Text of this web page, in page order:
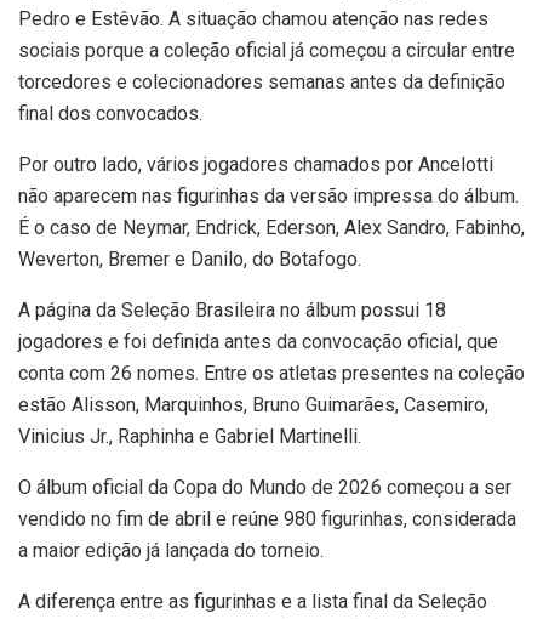
Pedro e Estêvão. A situação chamou atenção nas redes
sociais porque a coleção oficial já começou a circular entre
torcedores e colecionadores semanas antes da definição
final dos convocados.
Por outro lado, vários jogadores chamados por Ancelotti
não aparecem nas figurinhas da versão impressa do álbum.
É o caso de Neymar, Endrick, Ederson, Alex Sandro, Fabinho,
Weverton, Bremer e Danilo, do Botafogo.
A página da Seleção Brasileira no álbum possui 18
jogadores e foi definida antes da convocação oficial, que
conta com 26 nomes. Entre os atletas presentes na coleção
estão Alisson, Marquinhos, Bruno Guimarães, Casemiro,
Vinicius Jr., Raphinha e Gabriel Martinelli.
O álbum oficial da Copa do Mundo de 2026 começou a ser
vendido no fim de abril e reúne 980 figurinhas, considerada
a maior edição já lançada do torneio.
A diferença entre as figurinhas e a lista final da Seleção